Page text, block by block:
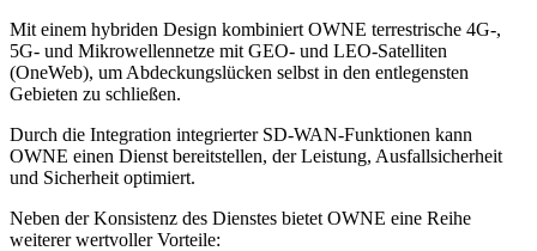
Mit einem hybriden Design kombiniert OWNE terrestrische 4G-,
5G- und Mikrowellennetze mit GEO- und LEO-Satelliten
(OneWeb), um Abdeckungslücken selbst in den entlegensten
Gebieten zu schließen.
Durch die Integration integrierter SD-WAN-Funktionen kann
OWNE einen Dienst bereitstellen, der Leistung, Ausfallsicherheit
und Sicherheit optimiert.
Neben der Konsistenz des Dienstes bietet OWNE eine Reihe
weiterer wertvoller Vorteile: